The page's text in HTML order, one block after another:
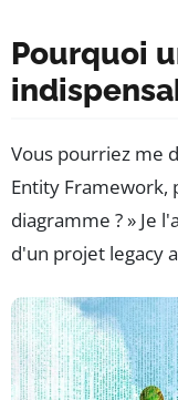
Pourquoi
Vous pourriez me
Entity Framework,
diagramme ? » Je
d'un projet legacy